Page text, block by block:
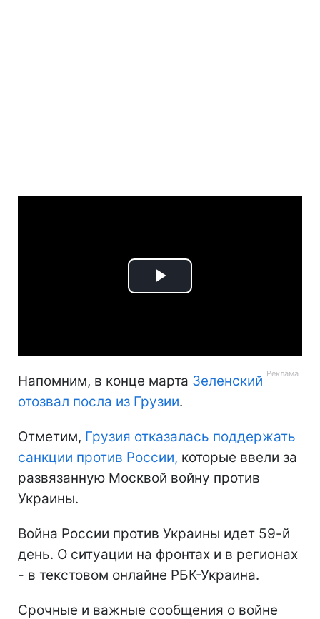
Play
Напомним, в конце марта Зеленский
отозвал посла из Грузии.
Отметим, Грузия отказалась поддержать
санкции против России, которые ввели за
развязанную Москвой войну против
Украины.
Война России против Украины идет 59-й
день. О ситуации на фронтах и в регионах
- в текстовом онлайне РБК-Украина.
Срочные и важные сообщения о войне